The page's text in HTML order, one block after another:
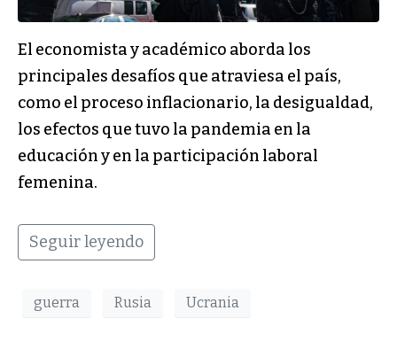
El economista y académico aborda los
principales desafíos que atraviesa el país,
como el proceso inflacionario, la desigualdad,
los efectos que tuvo la pandemia en la
educación y en la participación laboral
femenina.
Seguir leyendo
guerra Rusia Ucrania